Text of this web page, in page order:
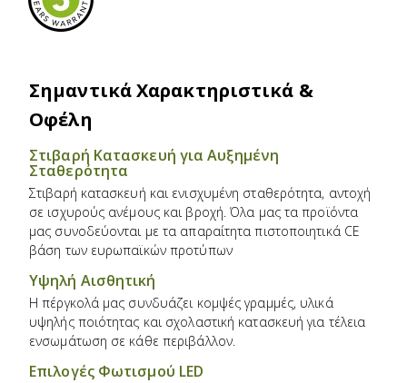
Σημαντικά Χαρακτηριστικά &
Οφέλη
Στιβαρή Κατασκευή για Αυξημένη
Σταθερότητα
Στιβαρή κατασκευή και ενισχυμένη σταθερότητα, αντοχή
σε ισχυρούς ανέμους και βροχή. Όλα μας τα προϊόντα
μας συνοδεύονται με τα απαραίτητα πιστοποιητικά CE
βάση των ευρωπαϊκών προτύπων
Υψηλή Αισθητική
Η πέργκολά μας συνδυάζει κομψές γραμμές, υλικά
υψηλής ποιότητας και σχολαστική κατασκευή για τέλεια
ενσωμάτωση σε κάθε περιβάλλον.
Επιλογές Φωτισμού LED